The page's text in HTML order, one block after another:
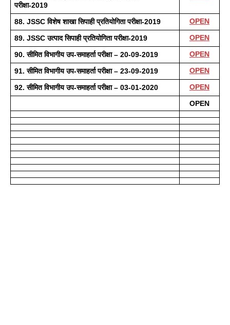
परीक्षा-2019
88. JSSC विशेष शाखा सिपाही प्रतियोगिता परीक्षा-2019 OPEN
89. JSSC उत्पाद सिपाही प्रतियोगिता परीक्षा-2019 OPEN
90. सीमित विभागीय उप-समाहर्ता परीक्षा – 20-09-2019 OPEN
91. सीमित विभागीय उप-समाहर्ता परीक्षा – 23-09-2019 OPEN
92. सीमित विभागीय उप-समाहर्ता परीक्षा – 03-01-2020
OPEN
OPEN